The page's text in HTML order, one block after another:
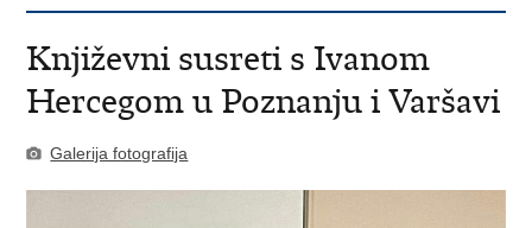
Književni susreti s Ivanom
Hercegom u Poznanju i Varšavi
Galerija fotografija